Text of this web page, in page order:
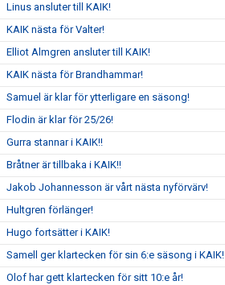
Linus ansluter till KAIK!
KAIK nästa för Valter!
Elliot Almgren ansluter till KAIK!
KAIK nästa för Brandhammar!
Samuel är klar för ytterligare en säsong!
Flodin är klar för 25/26!
Gurra stannar i KAIK!!
Bråtner är tillbaka i KAIK!!
Jakob Johannesson är vårt nästa nyförvärv!
Hultgren förlänger!
Hugo fortsätter i KAIK!
Samell ger klartecken för sin 6:e säsong i KAIK!
Olof har gett klartecken för sitt 10:e år!